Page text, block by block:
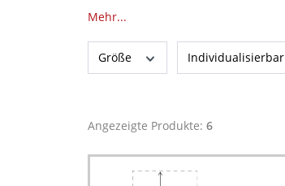
Mehr...
Größe Individualisierbar
Angezeigte Produkte: 6